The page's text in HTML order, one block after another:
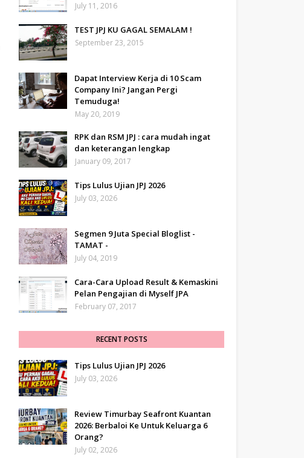
July 11, 2016
TEST JPJ KU GAGAL SEMALAM !
September 23, 2015
Dapat Interview Kerja di 10 Scam
Company Ini? Jangan Pergi
Temuduga!
May 20, 2019
RPK dan RSM JPJ : cara mudah ingat
dan keterangan lengkap
January 09, 2017
Tips Lulus Ujian JPJ 2026
July 03, 2026
Segmen 9 Juta Special Bloglist -
TAMAT -
July 04, 2019
Cara-Cara Upload Result & Kemaskini
Pelan Pengajian di Myself JPA
February 07, 2017
RECENT POSTS
Tips Lulus Ujian JPJ 2026
July 03, 2026
Review Timurbay Seafront Kuantan
2026: Berbaloi Ke Untuk Keluarga 6
Orang?
July 02, 2026